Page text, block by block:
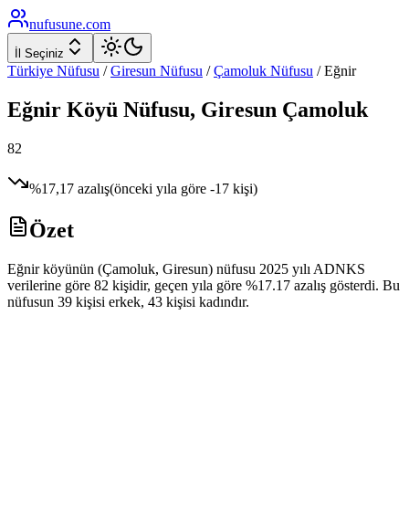
nufusune.com
İl Seçiniz
Türkiye Nüfusu / Giresun Nüfusu / Çamoluk Nüfusu /Eğnir
Eğnir Köyü Nüfusu, Giresun Çamoluk
82
%17,17 azalış(önceki yıla göre -17 kişi)
Özet
Eğnir köyünün (Çamoluk, Giresun) nüfusu 2025 yılı ADNKS
verilerine göre 82 kişidir, geçen yıla göre %17.17 azalış gösterdi. Bu
nüfusun 39 kişisi erkek, 43 kişisi kadındır.